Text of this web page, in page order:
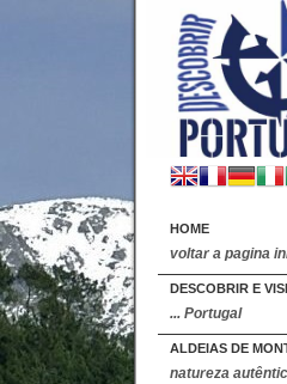
HOME
voltar a pagina
DESCOBRIR E
... Portugal
ALDEIAS DE
natureza